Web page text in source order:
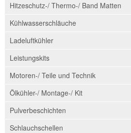
Hitzeschutz-/ Thermo-/ Band Matten
Kühlwasserschläuche
Ladeluftkühler
Leistungskits
Motoren-/ Teile und Technik
Ölkühler-/ Montage-/ Kit
Pulverbeschichten
Schlauchschellen